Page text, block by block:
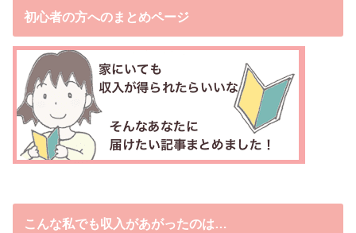
初心者の方へのまとめページ
こんな私でも収入があがったのは…